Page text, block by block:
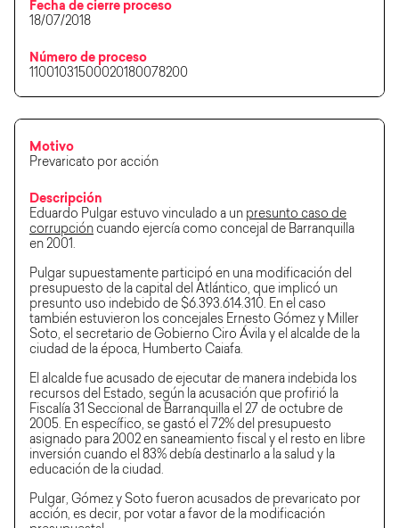
Fecha de cierre proceso
18/07/2018
Número de proceso
11001031500020180078200
Motivo
Prevaricato por acción
Descripción
Eduardo Pulgar estuvo vinculado a un presunto caso de
corrupción cuando ejercía como concejal de Barranquilla
en 2001.
Pulgar supuestamente participó en una modificación del
presupuesto de la capital del Atlántico, que implicó un
presunto uso indebido de $6.393.614.310. En el caso
también estuvieron los concejales Ernesto Gómez y Miller
Soto, el secretario de Gobierno Ciro Ávila y el alcalde de la
ciudad de la época, Humberto Caiafa.
El alcalde fue acusado de ejecutar de manera indebida los
recursos del Estado, según la acusación que profirió la
Fiscalía 31 Seccional de Barranquilla el 27 de octubre de
2005. En específico, se gastó el 72% del presupuesto
asignado para 2002 en saneamiento fiscal y el resto en libre
inversión cuando el 83% debía destinarlo a la salud y la
educación de la ciudad.
Pulgar, Gómez y Soto fueron acusados de prevaricato por
acción, es decir, por votar a favor de la modificación